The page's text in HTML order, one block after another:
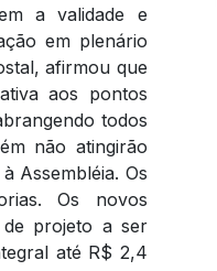
a validade e
em plenário
afirmou que
aos pontos
todos
não atingirão
Assembléia. Os
Os novos
de projeto a ser
até R$ 2,4